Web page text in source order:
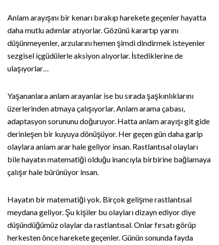
Anlam arayışını bir kenarı bırakıp harekete geçenler hayatta
daha mutlu adımlar atıyorlar. Gözünü karartıp yarını
düşünmeyenler, arzularını hemen şimdi dindirmek isteyenler
sezgisel içgüdülerle aksiyon alıyorlar. İstediklerine de
ulaşıyorlar…
Yaşananlara anlam arayanlar ise bu sırada şaşkınlıklarını
üzerlerinden atmaya çalışıyorlar. Anlam arama çabası,
adaptasyon sorununu doğuruyor. Hatta anlam arayışı git gide
derinleşen bir kuyuya dönüşüyor. Her geçen gün daha garip
olaylara anlam arar hale geliyor insan. Rastlantısal olayları
bile hayatın matematiği olduğu inancıyla birbirine bağlamaya
çalışır hale bürünüyor insan.
Hayatın bir matematiği yok. Birçok gelişme rastlantısal
meydana geliyor. Şu kişiler bu olayları dizayn ediyor diye
düşündüğümüz olaylar da rastlantısal. Onlar fırsatı görüp
herkesten önce harekete geçenler. Günün sonunda fayda